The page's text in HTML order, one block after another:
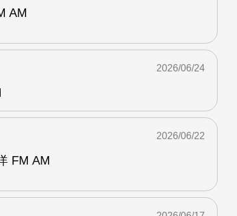
AM
2026/06/24
FM AM
2026/06/22